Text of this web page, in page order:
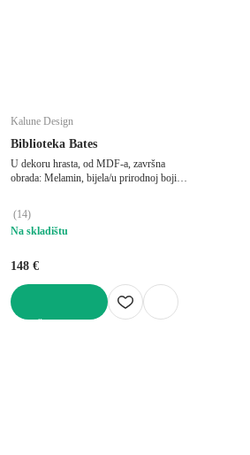
Kalune Design
Biblioteka Bates
U dekoru hrasta, od MDF-a, završna
obrada: Melamin, bijela/u prirodnoj boji,
(14)
Na skladištu
148 €